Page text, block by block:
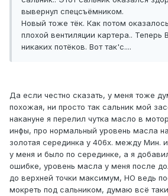
вывернул спецсъёмником.
Новый тоже тёк. Как потом
плохой вентиляции картера.. Теперь
никаких потёков. Вот так'с....
Да если честно сказать, у меня тоже
похожая, ни просто так сальник мой
накануне я перелил чутка масло в
инфы, про нормальный уровень масла
золотая серединка у 406х. между Мин.
у меня и было по серединке, а я
ошибке, уровень масла у меня после
до верхней точки максимум, НО ведь
мокреть под сальником, думаю всё